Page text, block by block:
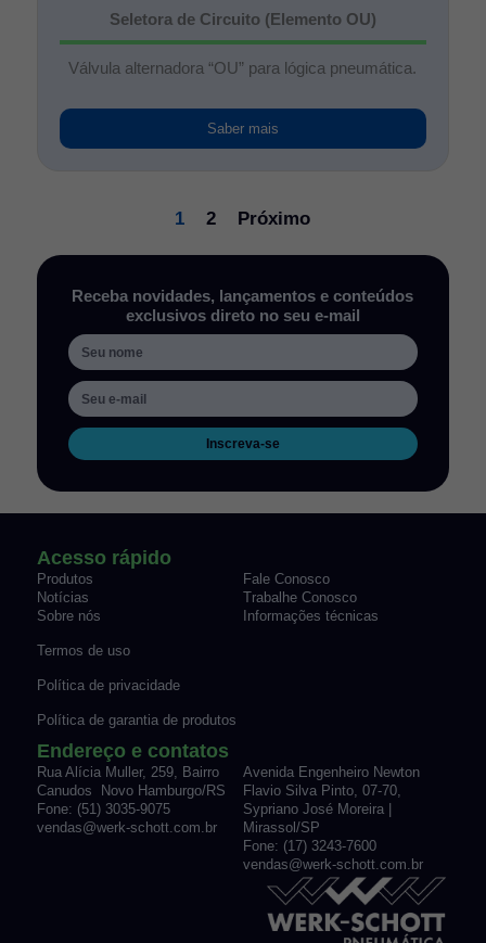
Seletora de Circuito (Elemento OU)
Válvula alternadora “OU” para lógica pneumática.
Saber mais
1 2 Próximo
Receba novidades, lançamentos e conteúdos
exclusivos direto no seu e-mail
Inscreva-se
Acesso rápido
Produtos
Fale Conosco
Notícias
Trabalhe Conosco
Sobre nós
Informações técnicas
Termos de uso
Política de privacidade
Política de garantia de produtos
Endereço e contatos
Rua Alícia Muller, 259, Bairro
Canudos Novo Hamburgo/RS
Fone: (51) 3035-9075
vendas@werk-schott.com.br
Avenida Engenheiro Newton
Flavio Silva Pinto, 07-70,
Sypriano José Moreira |
Mirassol/SP
Fone: (17) 3243-7600
vendas@werk-schott.com.br